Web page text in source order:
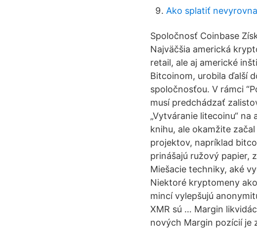
Ako splatiť
Spoločnosť Coinbase
Najväčšia americká
retail, ale aj americké
Bitcoinom, urobila ďalší
spoločnosťou. V rámci
musí predchádzať
„Vytváranie litecoinu“
knihu, ale okamžite
projektov, napríklad
prinášajú ružový papier,
Miešacie techniky, aké
Niektoré kryptomeny
mincí vylepšujú
XMR sú … Margin
nových Margin pozícií je